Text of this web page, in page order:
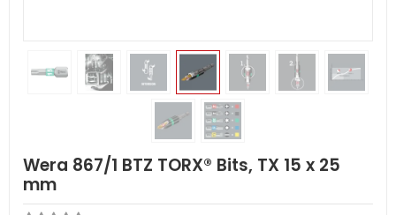
Wera 867/1 BTZ TORX® Bits, TX 15 x 25
mm